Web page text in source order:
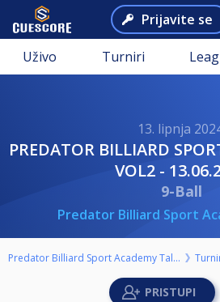
Prijavite se
Uživo Turniri
13. lipnja
PREDATOR BILLIARD SPORT ACADEMY HCP -
VOL2 -
9-Ball
Predator Billiard Sport
Predator Billiard Sport Academy Tallinn